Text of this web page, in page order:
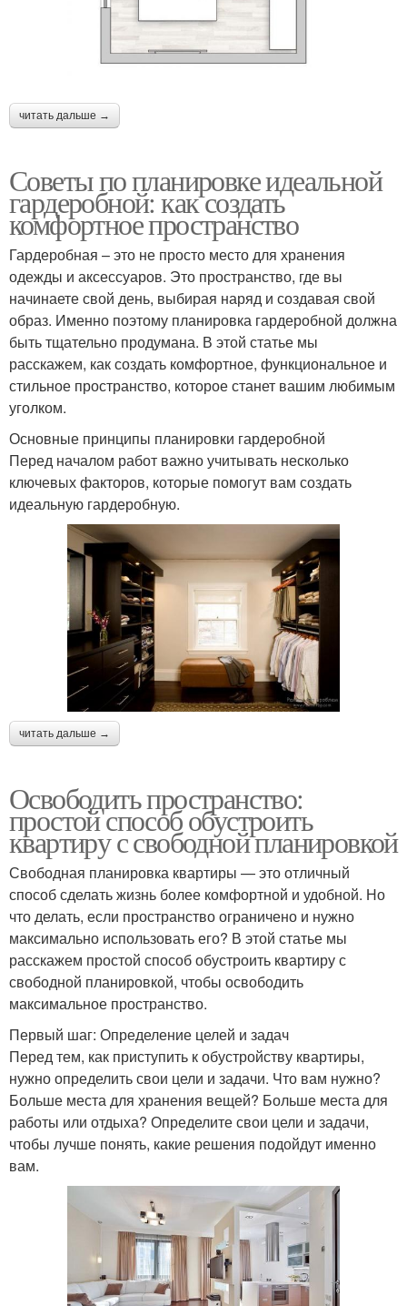
читать дальше →
Советы по планировке идеальной
гардеробной: как создать
комфортное пространство
Гардеробная – это не просто место для хранения
одежды и аксессуаров. Это пространство, где вы
начинаете свой день, выбирая наряд и создавая свой
образ. Именно поэтому планировка гардеробной должна
быть тщательно продумана. В этой статье мы
расскажем, как создать комфортное, функциональное и
стильное пространство, которое станет вашим любимым
уголком.
Основные принципы планировки гардеробной
Перед началом работ важно учитывать несколько
ключевых факторов, которые помогут вам создать
идеальную гардеробную.
читать дальше →
Освободить пространство:
простой способ обустроить
квартиру с свободной планировкой
Свободная планировка квартиры — это отличный
способ сделать жизнь более комфортной и удобной. Но
что делать, если пространство ограничено и нужно
максимально использовать его? В этой статье мы
расскажем простой способ обустроить квартиру с
свободной планировкой, чтобы освободить
максимальное пространство.
Первый шаг: Определение целей и задач
Перед тем, как приступить к обустройству квартиры,
нужно определить свои цели и задачи. Что вам нужно?
Больше места для хранения вещей? Больше места для
работы или отдыха? Определите свои цели и задачи,
чтобы лучше понять, какие решения подойдут именно
вам.